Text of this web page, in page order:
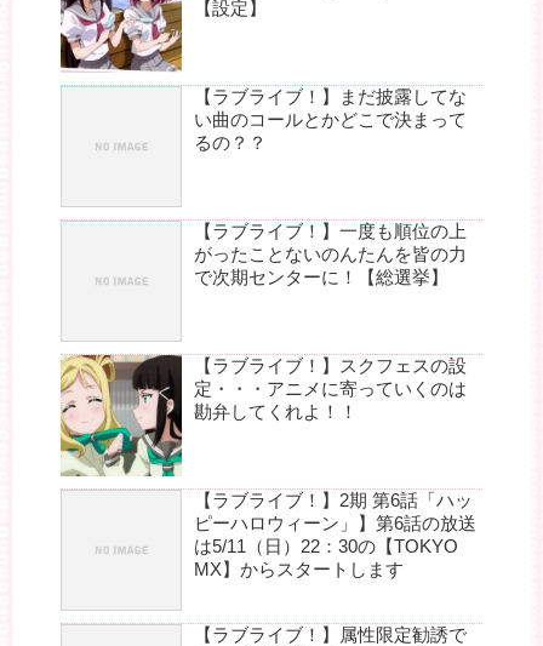
【設定】
【ラブライブ！】まだ披露してな
い曲のコールとかどこで決まって
るの？？
【ラブライブ！】一度も順位の上
がったことないのんたんを皆の力
で次期センターに！【総選挙】
【ラブライブ！】スクフェスの設
定・・・アニメに寄っていくのは
勘弁してくれよ！！
【ラブライブ！】2期 第6話「ハッ
ピーハロウィーン」】第6話の放送
は5/11（日）22：30の【TOKYO
MX】からスタートします
【ラブライブ！】属性限定勧誘で